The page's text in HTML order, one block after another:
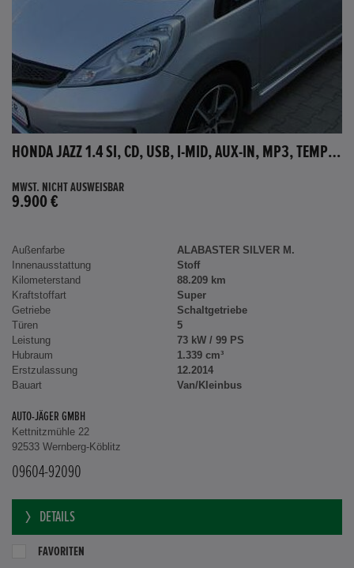
HONDA JAZZ 1.4 SI, CD, USB, I-MID, AUX-IN, MP3, TEMPOMAT
MWST. NICHT AUSWEISBAR
9.900 €
Außenfarbe
ALABASTER SILVER M.
Innenausstattung
Stoff
Kilometerstand
88.209 km
Kraftstoffart
Super
Getriebe
Schaltgetriebe
Türen
5
Leistung
73 kW / 99 PS
Hubraum
1.339 cm³
Erstzulassung
12.2014
Bauart
Van/Kleinbus
AUTO-JÄGER GMBH
Kettnitzmühle 22
92533 Wernberg-Köblitz
09604-92090
DETAILS
FAVORITEN